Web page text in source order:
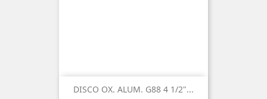
DISCO OX. ALUM. G88 4 1/2"...